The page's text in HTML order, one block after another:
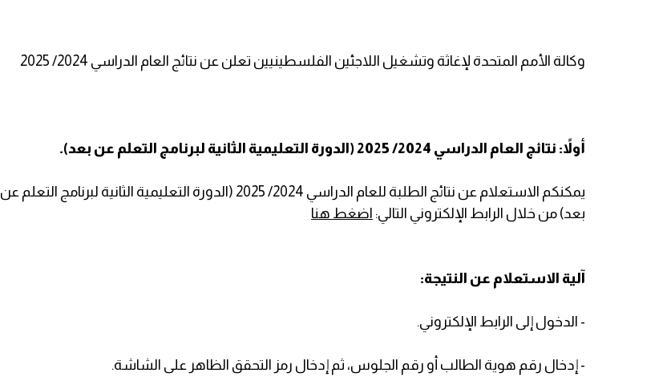
وكالة الأمم المتحدة لإغاثة وتشغيل اللاجئين الفلسطينيين تعلن عن نتائج العام الدراسي 2024/ 2025
أولاً: نتائج العام الدراسي 2024/ 2025 (الدورة التعليمية الثانية لبرنامج التعلم عن بعد).
يمكنكم الاستعلام عن نتائج الطلبة للعام الدراسي 2024/ 2025 (الدورة التعليمية الثانية لبرنامج التعلم عن
بعد) من خلال الرابط الإلكتروني التالي: اضغط هنا
آلية الاستعلام عن النتيجة:
- الدخول إلى الرابط الإلكتروني.
- إدخال رقم هوية الطالب أو رقم الجلوس، ثم إدخال رمز التحقق الظاهر على الشاشة.